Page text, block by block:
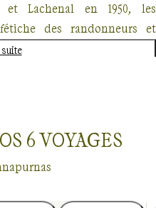
et Lachenal en 1950, les
des randonneurs et
est un sommet de l'Himalaya
de difficulté variée et
la totalité du tour du massif,
itinéraires originaux et
6VOYAGES